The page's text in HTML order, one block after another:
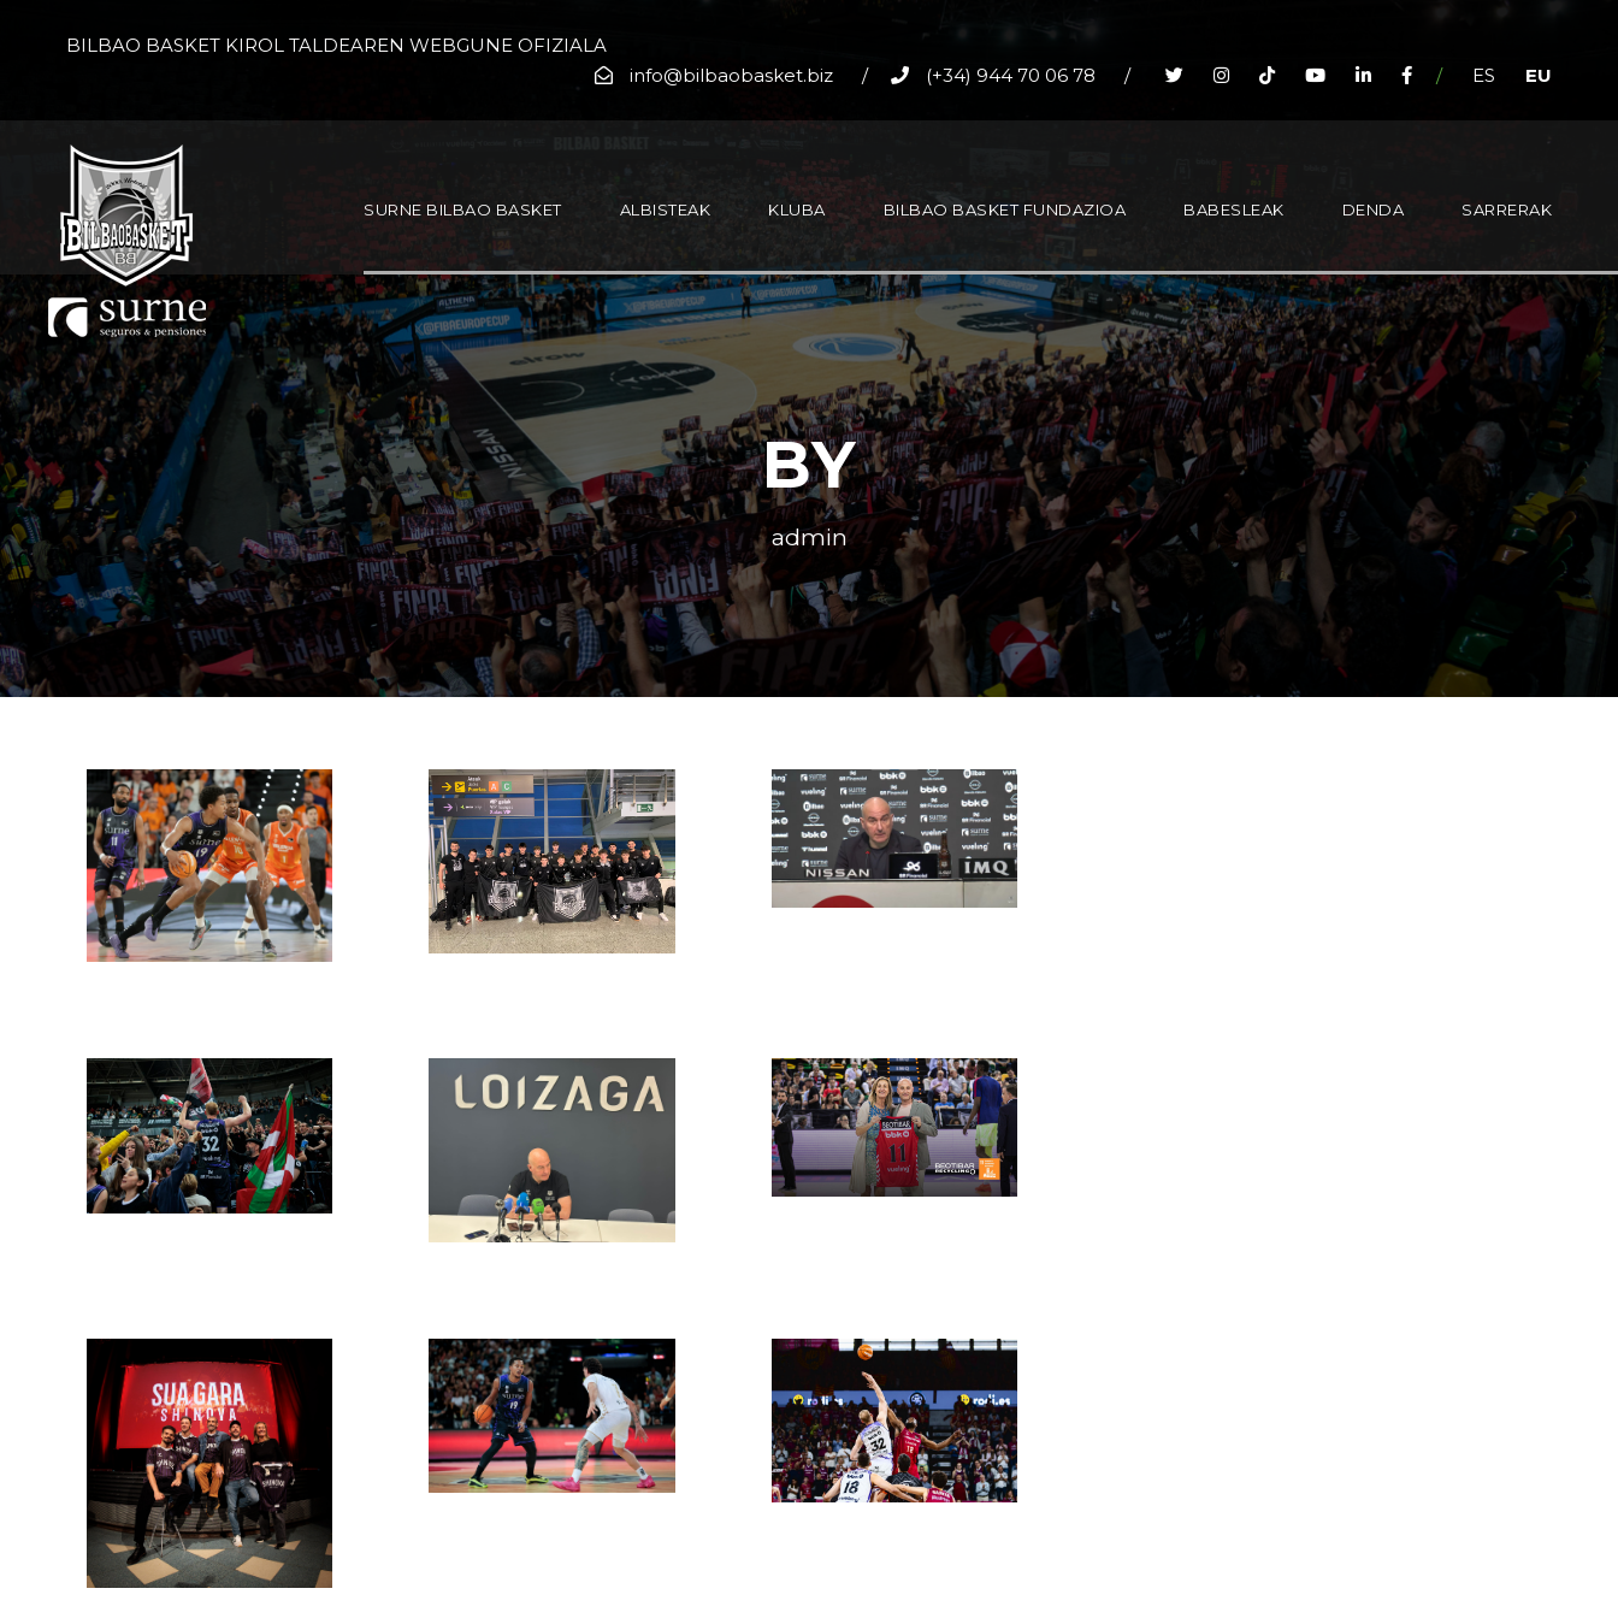
BILBAO BASKET KIROL TALDEAREN WEBGUNE OFIZIALA
info@bilbaobasket.biz
/ (+34) 944 70 06 78 / / ES EU
SURNE BILBAO BASKET ALBISTEAK KLUBA BILBAO BASKET FUNDAZIOA BABESLEAK DENDA SARRERAK
BY
admin
18 de
maiatza
de 2026
admin
2026
Bilbao
Basket
Fundazioa
Campo de
Gibraltare
n: Hasi da
Espainiak
o Kadete
Mailako
Txapelket
maiatza
de 2026
admin
2026
de 2026
admin
2026
de 2026
admin
2026
maiatza
de 2026
2026
de 2026
admin
2021
12 de
maiatza
de 2026
admin
2026
de 2026
admin
2026
maiatza
de 2026
admin
2026